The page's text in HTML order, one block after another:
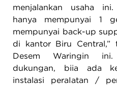
menjalankan usaha
hanya mempunyai 1
mempunyai back-up
di kantor Biru Central,”
Desem Waringin ini.
dukungan, biia ada
instalasi peraIatan /